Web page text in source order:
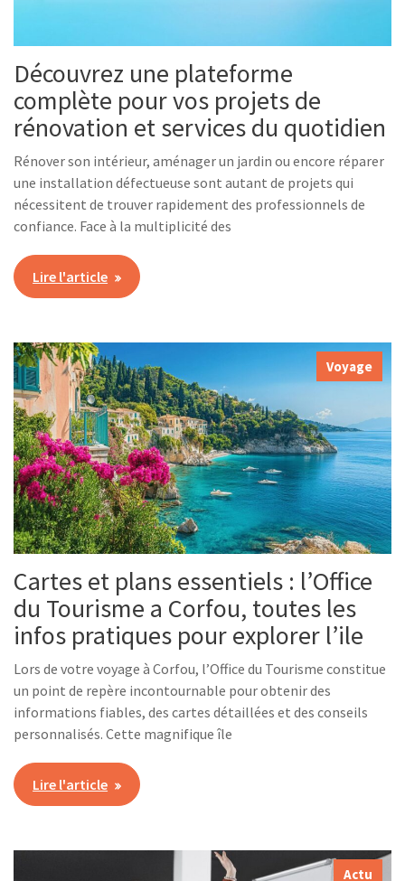
Découvrez une plateforme
complète pour vos projets de
rénovation et services du quotidien
Rénover son intérieur, aménager un jardin ou encore réparer
une installation défectueuse sont autant de projets qui
nécessitent de trouver rapidement des professionnels de
confiance. Face à la multiplicité des
Lire l'article
Voyage
Cartes et plans essentiels : l’Office
du Tourisme a Corfou, toutes les
infos pratiques pour explorer l’ile
Lors de votre voyage à Corfou, l’Office du Tourisme constitue
un point de repère incontournable pour obtenir des
informations fiables, des cartes détaillées et des conseils
personnalisés. Cette magnifique île
Lire l'article
Actu